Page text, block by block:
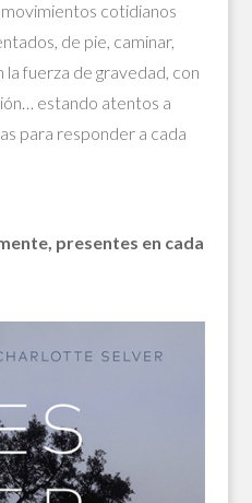
cotidianos
de pie, caminar,
fuerza de gravedad, con
estando atentos a
para responder a cada
presentes en cada